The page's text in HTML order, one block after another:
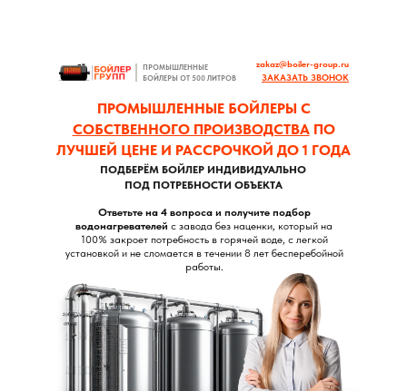
Ответьте на 4 вопроса и получите подбор
водонагревателей с завода без наценки, который на
100% закроет потребность в горячей воде, с легкой
установкой и не сломается в течении 8 лет бесперебойной
работы.
ПРОМЫШЛЕННЫЕ БОЙЛЕРЫ С
СОБСТВЕННОГО ПРОИЗВОДСТВАПО
ЛУЧШЕЙ ЦЕНЕ И РАССРОЧКОЙ ДО 1 ГОДА
ПОДБЕРЁМ БОЙЛЕР ИНДИВИДУАЛЬНО
ПОД ПОТРЕБНОСТИ ОБЪЕКТА
ПРОМЫШЛЕННЫЕ
БОЙЛЕРЫ ОТ 500 ЛИТРОВ
zakaz@boiler-group.ru
ЗАКАЗАТЬ ЗВОНОК